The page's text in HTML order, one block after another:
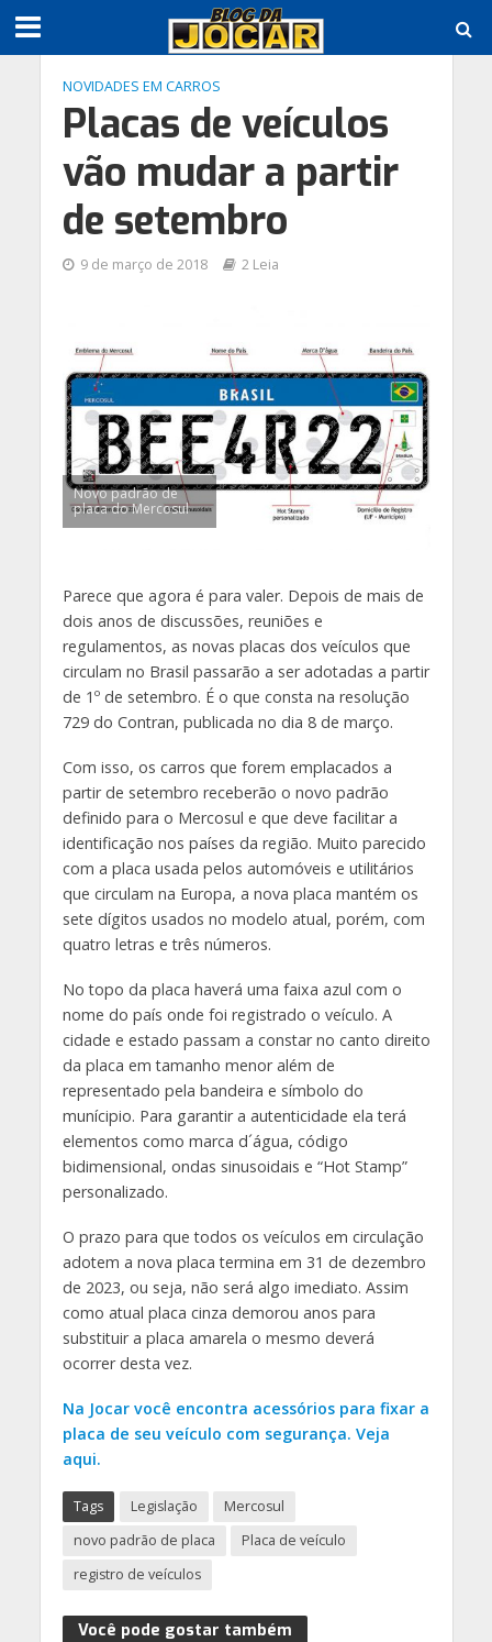
NOVIDADES EM CARROS
Placas de veículos
vão mudar a partir
de setembro
9 de março de 2018 2 Leia
Novo padrão de
placa do Mercosul
Parece que agora é para valer. Depois de mais de
dois anos de discussões, reuniões e
regulamentos, as novas placas dos veículos que
circulam no Brasil passarão a ser adotadas a partir
de 1º de setembro. É o que consta na resolução
729 do Contran, publicada no dia 8 de março.
Com isso, os carros que forem emplacados a
partir de setembro receberão o novo padrão
definido para o Mercosul e que deve facilitar a
identificação nos países da região. Muito parecido
com a placa usada pelos automóveis e utilitários
que circulam na Europa, a nova placa mantém os
sete dígitos usados no modelo atual, porém, com
quatro letras e três números.
No topo da placa haverá uma faixa azul com o
nome do país onde foi registrado o veículo. A
cidade e estado passam a constar no canto direito
da placa em tamanho menor além de
representado pela bandeira e símbolo do
munícipio. Para garantir a autenticidade ela terá
elementos como marca d´água, código
bidimensional, ondas sinusoidais e “Hot Stamp”
personalizado.
O prazo para que todos os veículos em circulação
adotem a nova placa termina em 31 de dezembro
de 2023, ou seja, não será algo imediato. Assim
como atual placa cinza demorou anos para
substituir a placa amarela o mesmo deverá
ocorrer desta vez.
Na Jocar você encontra acessórios para fixar a
placa de seu veículo com segurança. Veja
aqui.
Tags Legislação
Mercosul
novo padrão de placa
Placa de veículo
registro de veículos
Você pode gostar também